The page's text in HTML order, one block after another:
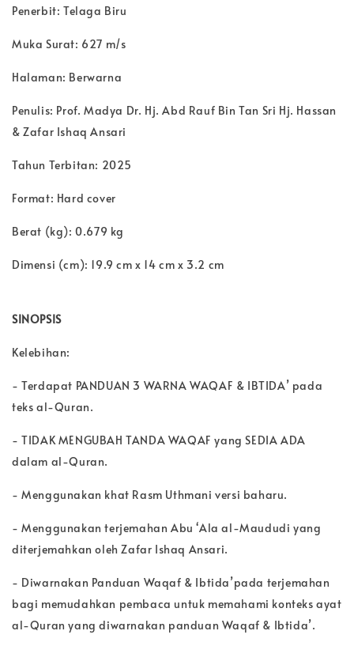
Penerbit: Telaga Biru
Muka Surat: 627 m/s
Halaman: Berwarna
Penulis: Prof. Madya Dr. Hj. Abd Rauf Bin Tan Sri Hj. Hassan
& Zafar Ishaq Ansari
Tahun Terbitan: 2025
Format: Hard cover
Berat (kg): 0.679 kg
Dimensi (cm): 19.9 cm x 14 cm x 3.2 cm
SINOPSIS
Kelebihan:
- Terdapat PANDUAN 3 WARNA WAQAF & IBTIDA’ pada
teks al-Quran.
- TIDAK MENGUBAH TANDA WAQAF yang SEDIA ADA
dalam al-Quran.
- Menggunakan khat Rasm Uthmani versi baharu.
- Menggunakan terjemahan Abu ‘Ala al-Maududi yang
diterjemahkan oleh Zafar Ishaq Ansari.
- Diwarnakan Panduan Waqaf & Ibtida’pada terjemahan
bagi memudahkan pembaca untuk memahami konteks ayat
al-Quran yang diwarnakan panduan Waqaf & Ibtida’.